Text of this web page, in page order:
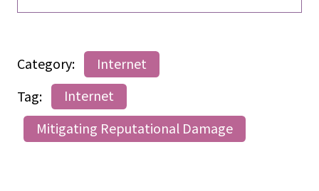
Category:
Internet
Tag:
Internet
Mitigating Reputational Damage